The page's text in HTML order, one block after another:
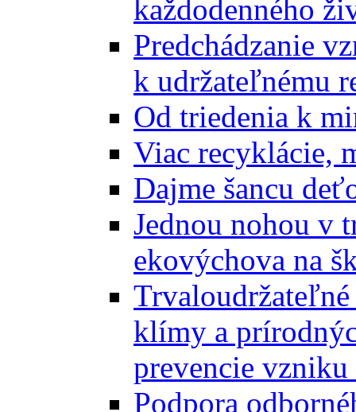
každodenného
Predchádzanie
k udržateľnému
Od triedenia k
Viac recyklácie,
Dajme šancu
Jednou nohou v
ekovýchova na
klímy a
prevencie vzniku
Podpora